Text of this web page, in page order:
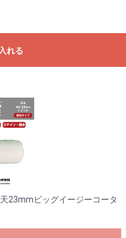
れる
23mmビッグイージーコータ